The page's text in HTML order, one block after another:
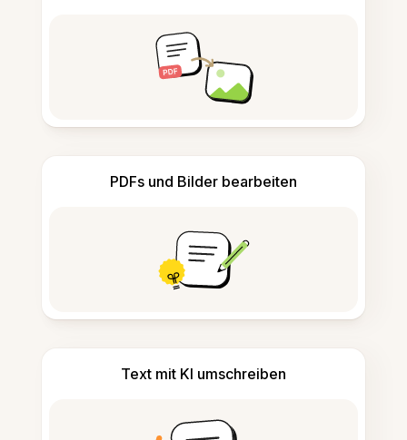
PDFs und Bilder bearbeiten
Text mit KI umschreiben